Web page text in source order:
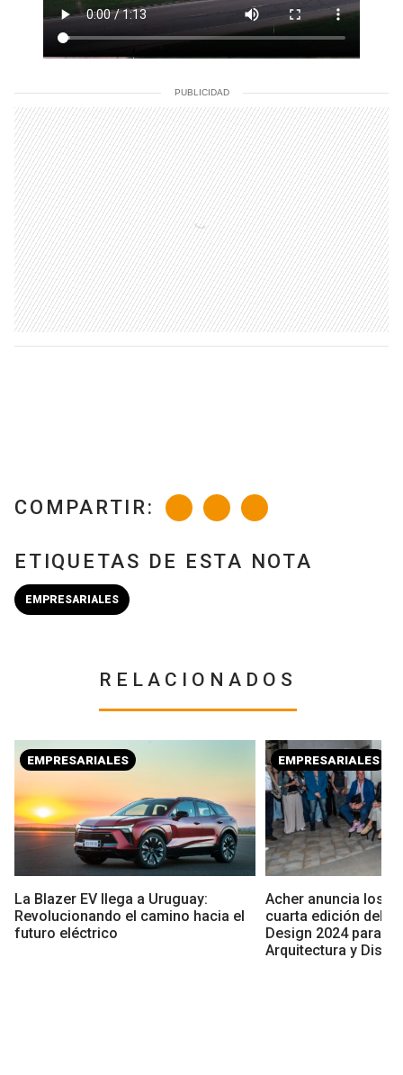
PUBLICIDAD
COMPARTIR:
ETIQUETAS DE ESTA NOTA
EMPRESARIALES
RELACIONADOS
EMPRESARIALES
La Blazer EV llega a Uruguay:
Revolucionando el camino hacia el
futuro eléctrico
EMPRESARIALES
Acher anuncia los
cuarta edición del
Design 2024 para
Arquitectura y